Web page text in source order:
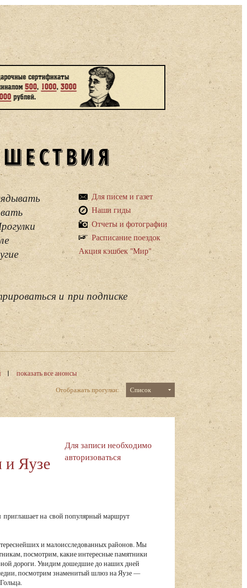
Для писем и газет
Наши гиды
Отчеты и фотографии
Расписание поездок
Акция кэшбек "Мир"
и при подписке
показать все анонсы
Отображать прогулки:
Список
Яузе
Для записи необходимо
авторизоваться
приглашает на свой популярный маршрут
и малоисследованных районов. Мы
посмотрим, какие интересные памятники
дороги. Увидим дошедшие до наших дней
посмотрим знаменитый шлюз на Яузе —